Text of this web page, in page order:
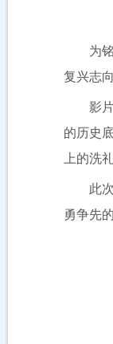
为
复兴志向
影
的历史
上的洗
此
勇争先